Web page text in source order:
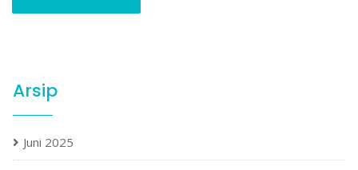
Arsip
Juni 2025